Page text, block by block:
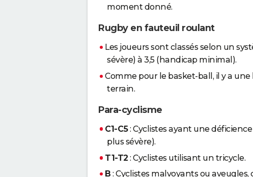
moment donné.
Rugby en fauteuil roulant
Les joueurs sont classés selon un
sévère) à 3,5 (handicap minimal).
Comme pour le basket-ball, il y a
terrain.
Para-cyclisme
C1-C5: Cyclistes ayant une
plus sévère).
T1-T2 : Cyclistes utilisant un tricycle.
B : Cyclistes malvoyants ou